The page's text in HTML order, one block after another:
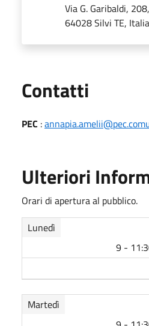
Via G. Garibaldi, 208,
64028 Silvi TE, Italia
Contatti
PEC :
Ulteriori
Orari di apertura al pubblico.
Lunedì
9 -
Martedì